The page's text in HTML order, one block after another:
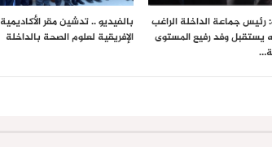
رئيس جماعة الداخلة الراغب
يستقبل وفد رفيع المستوى
بالفيديو .. تدشين مقر الأكاديمية
الإفريقية لعلوم الصحة بالداخلة